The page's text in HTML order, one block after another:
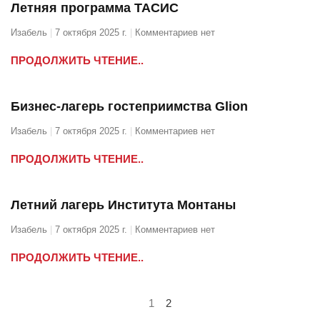
Летняя программа ТАСИС
Изабель 7 октября 2025 г. Комментариев нет
ПРОДОЛЖИТЬ ЧТЕНИЕ..
Бизнес-лагерь гостеприимства Glion
Изабель 7 октября 2025 г. Комментариев нет
ПРОДОЛЖИТЬ ЧТЕНИЕ..
Летний лагерь Института Монтаны
Изабель 7 октября 2025 г. Комментариев нет
ПРОДОЛЖИТЬ ЧТЕНИЕ..
1 2